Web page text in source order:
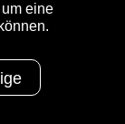
eine